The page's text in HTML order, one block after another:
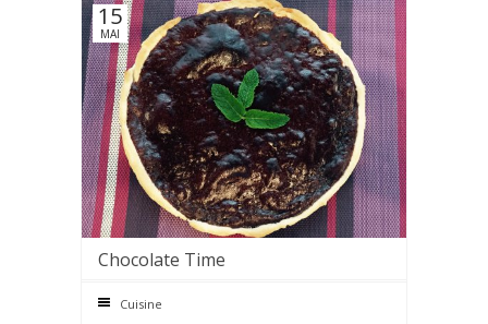
0 comments
15
MAI
Chocolate Time
Cuisine